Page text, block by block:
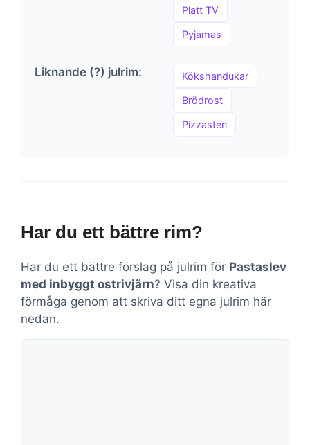
Platt TV
Pyjamas
Liknande (?) julrim: Kökshandukar
Brödrost
Pizzasten
Har du ett bättre rim?
Har du ett bättre förslag på julrim för Pastaslev
med inbyggt ostrivjärn? Visa din kreativa
förmåga genom att skriva ditt egna julrim här
nedan.
Kommentar